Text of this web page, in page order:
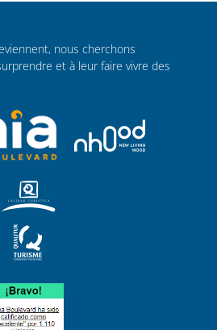
nous cherchons
et à leur faire vivre des